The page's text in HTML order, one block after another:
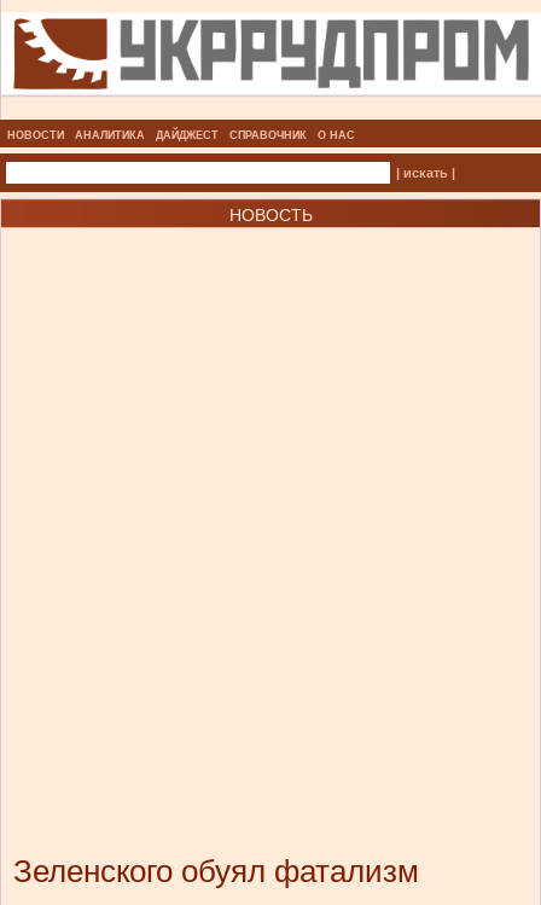
НОВОСТИ АНАЛИТИКА ДАЙДЖЕСТ СПРАВОЧНИК О НАС
| искать |
НОВОСТЬ
Зеленского обуял фатализм